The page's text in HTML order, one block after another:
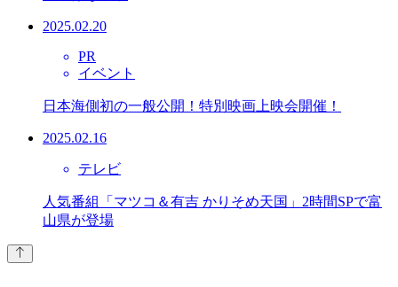
2025.02.20
PR
イベント
日本海側初の一般公開！特別映画上映会開催！
2025.02.16
テレビ
人気番組「マツコ＆有吉 かりそめ天国」2時間SPで富
山県が登場